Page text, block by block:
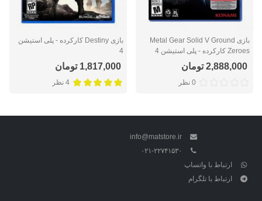
بازی Metal Gear Solid V Ground
Zeroes کارکرده - پلی استیشن 4
2,888,000 تومان
0 نظر
بازی Destiny کارکرده - پلی استیشن
4
1,817,000 تومان
4 نظر
info@matstore.ir
۰۲۱-۲۲۷۴۱۵۳۰
ارتباط با واتساپ
ارتباط با تلگرام